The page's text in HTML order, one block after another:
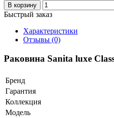
В корзину
Быстрый заказ
Характеристики
Отзывы (0)
Раковина Sanita luxe
Бренд
Гарантия
Коллекция
Модель